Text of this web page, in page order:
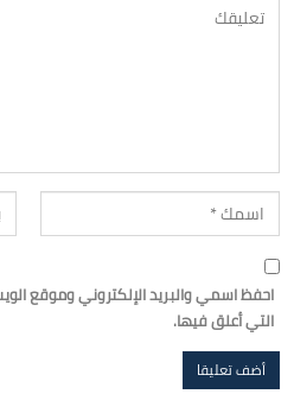
احفظ اسمي والبريد الإلكتروني وموقع
التي أعلق فيها.